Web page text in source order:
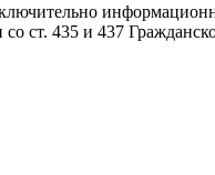
ст. 435 и 437